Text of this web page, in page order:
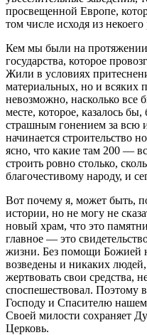
просвещенной Европе,
том числе исходя из
Кем мы были на
государства, которое
Жили в условиях
материальных, но и всяких
невозможно, насколько все
месте, которое, казалось
страшным гонением за всю
начинается строительство
ясно, что какие там 200 —
строить ровно столько,
благочестивому народу, и
Вот почему я, может быть,
истории, но не могу не
новый храм, что это
главное — это
жизни. Без помощи Божией
возведены и никаких
жертвовать свои средства,
споспешествовал. Поэтому
Господу и Спасителю
Своей милости сохраняет
Церковь.